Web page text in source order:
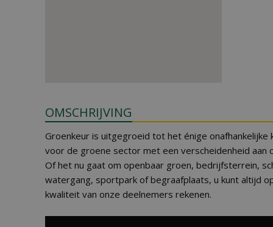
OMSCHRIJVING
Groenkeur is uitgegroeid tot het énige onafhankelijke
voor de groene sector met een verscheidenheid aan
Of het nu gaat om openbaar groen, bedrijfsterrein,
watergang, sportpark of begraafplaats, u kunt altijd
kwaliteit van onze deelnemers rekenen.